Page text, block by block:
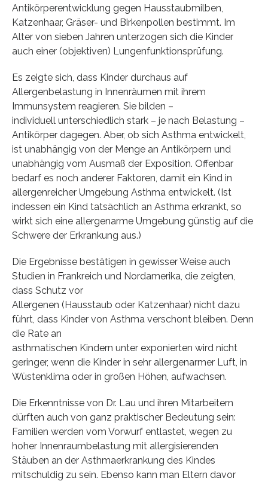
Antikörperentwicklung gegen Hausstaubmilben,
Katzenhaar, Gräser- und Birkenpollen bestimmt. Im
Alter von sieben Jahren unterzogen sich die Kinder
auch einer (objektiven) Lungenfunktionsprüfung.
Es zeigte sich, dass Kinder durchaus auf
Allergenbelastung in Innenräumen mit ihrem
Immunsystem reagieren. Sie bilden –
individuell unterschiedlich stark – je nach Belastung –
Antikörper dagegen. Aber, ob sich Asthma entwickelt,
ist unabhängig von der Menge an Antikörpern und
unabhängig vom Ausmaß der Exposition. Offenbar
bedarf es noch anderer Faktoren, damit ein Kind in
allergenreicher Umgebung Asthma entwickelt. (Ist
indessen ein Kind tatsächlich an Asthma erkrankt, so
wirkt sich eine allergenarme Umgebung günstig auf die
Schwere der Erkrankung aus.)
Die Ergebnisse bestätigen in gewisser Weise auch
Studien in Frankreich und Nordamerika, die zeigten,
dass Schutz vor
Allergenen (Hausstaub oder Katzenhaar) nicht dazu
führt, dass Kinder von Asthma verschont bleiben. Denn
die Rate an
asthmatischen Kindern unter exponierten wird nicht
geringer, wenn die Kinder in sehr allergenarmer Luft, in
Wüstenklima oder in großen Höhen, aufwachsen.
Die Erkenntnisse von Dr. Lau und ihren Mitarbeitern
dürften auch von ganz praktischer Bedeutung sein:
Familien werden vom Vorwurf entlastet, wegen zu
hoher Innenraumbelastung mit allergisierenden
Stäuben an der Asthmaerkrankung des Kindes
mitschuldig zu sein. Ebenso kann man Eltern davor